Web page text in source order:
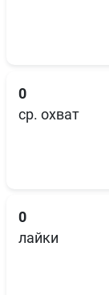
0
ср. охват
0
лайки